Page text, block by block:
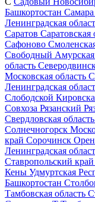
Башкортостан Самара
Ленинградская
Саратов Саратовская
Сафоново
Свободный Амурская
область
Московская область
Ленинградская
Слободской
Совхоза Рязанский
Свердловская область
Солнечногорск
край Сорочинск
Ленинградская
Ставропольский край
Кены Удмуртская
Башкортостан
Тамбовская область